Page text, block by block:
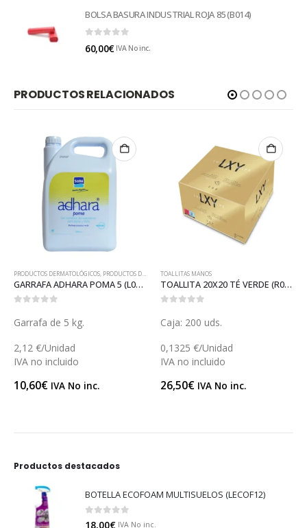
BOLSA BASURA INDUSTRIAL ROJA 85 (B014)
60,00€ IVA No inc.
PRODUCTOS RELACIONADOS
DERMATOLÓGICOS,PRODUCTOS DERMATOLÓGICOS
GARRAFA ADHARA POMA 5 (L067)
de 5 kg.
€/Unidad
no incluido
€ IVA No inc.
TOALLITAS MANOS
TOALLITA 20X20 TÉ VERDE (R049TE)
Caja: 200 uds.
0,1325 €/Unidad
IVA no incluido
26,50€ IVA No inc.
Productos destacados
BOTELLA ECOFOAM MULTISUELOS (LECOF12)
0 out of 5
18,00€ IVA No inc.